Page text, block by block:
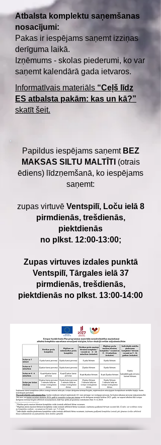
Atbalsta komplektu saņemšanas
nosacījumi:
Pakas ir iespējams saņemt izziņas
derīguma laikā.
Izņēmums - skolas piederumi, ko var
saņemt kalendārā gada ietvaros.
Informatīvais materiāls “Ceļš līdz
ES atbalsta pakām: kas un kā?”
skatīt šeit.
Papildus iespējams saņemtBEZ
MAKSAS SILTU MALTĪTI (otrais
ēdiens) līdzņemšanā, ko iespējams
saņemt:
zupas virtuvē Ventspilī, Loču ielā 8
pirmdienās, trešdienās,
piektdienās
no plkst. 12:00-13:00;
Zupasvirtuves izdales punktā
Ventspilī, Tārgales ielā 37
pirmdienās, trešdienās,
piektdienās no plkst. 13:00-14:00